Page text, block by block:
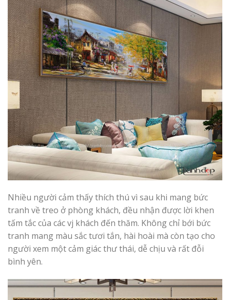
Nhiều người cảm thấy thích thú vì sau khi mang bức
tranh về treo ở phòng khách, đều nhận được lời khen
tấm tắc của các vj khách đến thăm. Không chỉ bới bức
tranh mang màu sắc tươi tắn, hài hoài mà còn tạo cho
người xem một cảm giác thư thái, dễ chịu và rất đỗi
bình yên.